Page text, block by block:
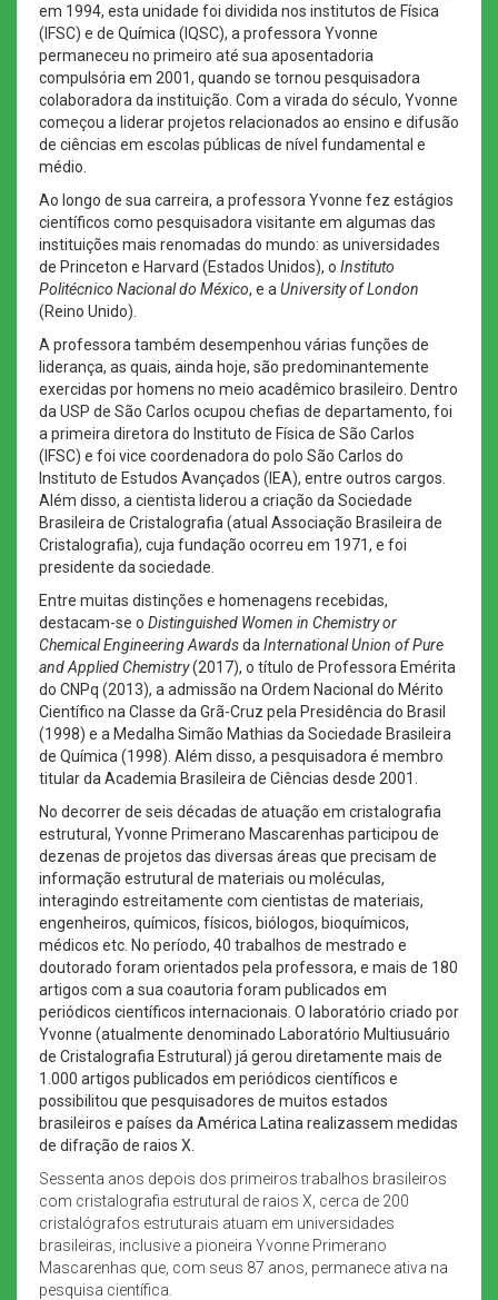
em 1994, esta unidade foi dividida nos institutos de Física
(IFSC) e de Química (IQSC), a professora Yvonne
permaneceu no primeiro até sua aposentadoria
compulsória em 2001, quando se tornou pesquisadora
colaboradora da instituição. Com a virada do século, Yvonne
começou a liderar projetos relacionados ao ensino e difusão
de ciências em escolas públicas de nível fundamental e
médio.
Ao longo de sua carreira, a professora Yvonne fez estágios
científicos como pesquisadora visitante em algumas das
instituições mais renomadas do mundo: as universidades
de Princeton e Harvard (Estados Unidos), o Instituto
Politécnico Nacional do México, e a University of London
(Reino Unido).
A professora também desempenhou várias funções de
liderança, as quais, ainda hoje, são predominantemente
exercidas por homens no meio acadêmico brasileiro. Dentro
da USP de São Carlos ocupou chefias de departamento, foi
a primeira diretora do Instituto de Física de São Carlos
(IFSC) e foi vice coordenadora do polo São Carlos do
Instituto de Estudos Avançados (IEA), entre outros cargos.
Além disso, a cientista liderou a criação da Sociedade
Brasileira de Cristalografia (atual Associação Brasileira de
Cristalografia), cuja fundação ocorreu em 1971, e foi
presidente da sociedade.
Entre muitas distinções e homenagens recebidas,
destacam-se o Distinguished Women in Chemistry or
Chemical Engineering Awardsda International Union of Pure
and Applied Chemistry(2017), o título de Professora Emérita
do CNPq (2013), a admissão na Ordem Nacional do Mérito
Científico na Classe da Grã-Cruz pela Presidência do Brasil
(1998) e a Medalha Simão Mathias da Sociedade Brasileira
de Química (1998). Além disso, a pesquisadora é membro
titular da Academia Brasileira de Ciências desde 2001.
No decorrer de seis décadas de atuação em cristalografia
estrutural, Yvonne Primerano Mascarenhas participou de
dezenas de projetos das diversas áreas que precisam de
informação estrutural de materiais ou moléculas,
interagindo estreitamente com cientistas de materiais,
engenheiros, químicos, físicos, biólogos, bioquímicos,
médicos etc. No período, 40 trabalhos de mestrado e
doutorado foram orientados pela professora, e mais de 180
artigos com a sua coautoria foram publicados em
periódicos científicos internacionais. O laboratório criado por
Yvonne (atualmente denominado Laboratório Multiusuário
de Cristalografia Estrutural) já gerou diretamente mais de
1.000 artigos publicados em periódicos científicos e
possibilitou que pesquisadores de muitos estados
brasileiros e países da América Latina realizassem medidas
de difração de raios X.
Sessenta anos depois dos primeiros trabalhos brasileiros
com cristalografia estrutural de raios X, cerca de 200
cristalógrafos estruturais atuam em universidades
brasileiras, inclusive a pioneira Yvonne Primerano
Mascarenhas que, com seus 87 anos, permanece ativa na
pesquisa científica.